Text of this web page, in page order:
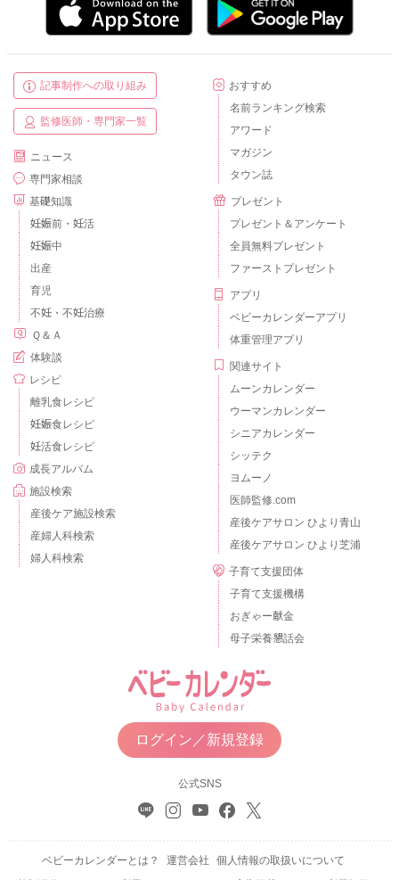
記事制作への取り組み
監修医師・専門家一覧
ニュース
専門家相談
基礎知識
妊娠前・妊活
妊娠中
出産
育児
不妊・不妊治療
Ｑ＆Ａ
体験談
レシピ
離乳食レシピ
妊娠食レシピ
妊活食レシピ
成長アルバム
施設検索
産後ケア施設検索
産婦人科検索
婦人科検索
おすすめ
名前ランキング検索
アワード
マガジン
タウン誌
プレゼント
プレゼント＆アンケート
全員無料プレゼント
ファーストプレゼント
アプリ
ベビーカレンダーアプリ
体重管理アプリ
関連サイト
ムーンカレンダー
ウーマンカレンダー
シニアカレンダー
シッテク
ヨムーノ
医師監修.com
産後ケアサロン ひより青山
産後ケアサロン ひより芝浦
子育て支援団体
子育て支援機構
おぎゃー献金
母子栄養懇話会
ログイン／新規登録
公式SNS
ベビーカレンダーとは？ 運営会社
個人情報の取扱いについて